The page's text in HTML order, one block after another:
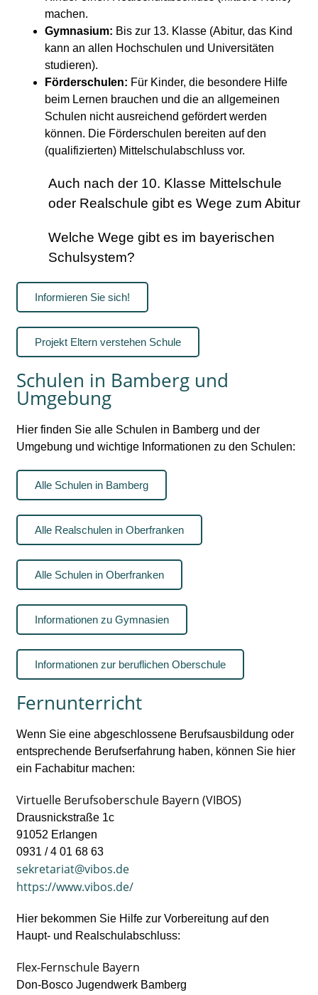
machen.
Gymnasium: Bis zur 13. Klasse (Abitur, das Kind
kann an allen Hochschulen und Universitäten
studieren).
Förderschulen: Für Kinder, die besondere Hilfe
beim Lernen brauchen und die an allgemeinen
Schulen nicht ausreichend gefördert werden
können. Die Förderschulen bereiten auf den
(qualifizierten) Mittelschulabschluss vor.
Auch nach der 10. Klasse Mittelschule
oder Realschule gibt es Wege zum Abitur
Welche Wege gibt es im bayerischen
Schulsystem?
Informieren Sie sich!
Projekt Eltern verstehen Schule
Schulen in Bamberg und
Umgebung
Hier finden Sie alle Schulen in Bamberg und der
Umgebung und wichtige Informationen zu den Schulen:
Alle Schulen in Bamberg
Alle Realschulen in Oberfranken
Alle Schulen in Oberfranken
Informationen zu Gymnasien
Informationen zur beruflichen Oberschule
Fernunterricht
Wenn Sie eine abgeschlossene Berufsausbildung oder
entsprechende Berufserfahrung haben, können Sie hier
ein Fachabitur machen:
Virtuelle Berufsoberschule Bayern (VIBOS)
Drausnickstraße 1c
91052 Erlangen
0931 / 4 01 68 63
sekretariat@vibos.de
https://www.vibos.de/
Hier bekommen Sie Hilfe zur Vorbereitung auf den
Haupt- und Realschulabschluss:
Flex-Fernschule Bayern
Don-Bosco Jugendwerk Bamberg